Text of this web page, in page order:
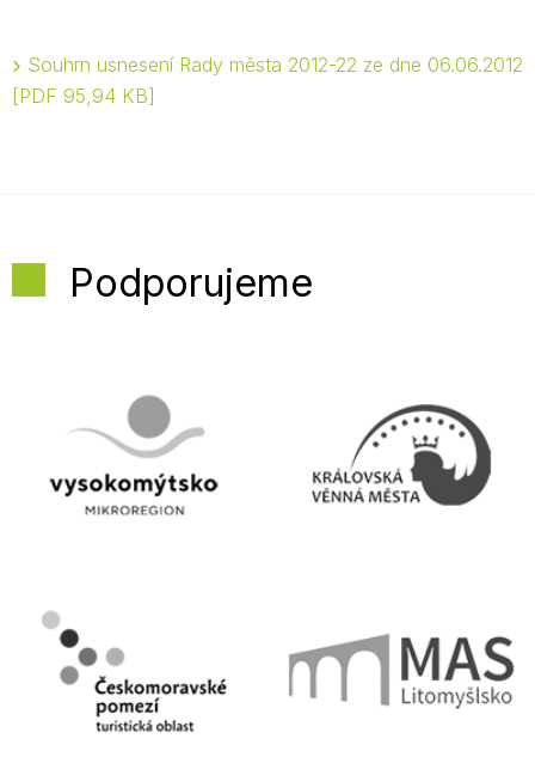
Souhrn usnesení Rady města 2012-22 ze dne 06.06.2012
PDF 95,94 KB
Podporujeme